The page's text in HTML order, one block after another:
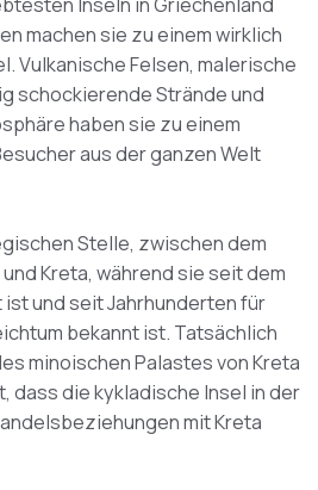
machen sie zu einem wirklich
Vulkanische Felsen, malerische
schockierende Strände und
haben sie zu einem
aus der ganzen Welt
Stelle, zwischen dem
Kreta, während sie seit dem
und seit Jahrhunderten für
bekannt ist. Tatsächlich
minoischen Palastes von Kreta
dass die kykladische Insel in der
mit Kreta